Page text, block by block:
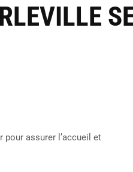
pour assurer l’accueil et